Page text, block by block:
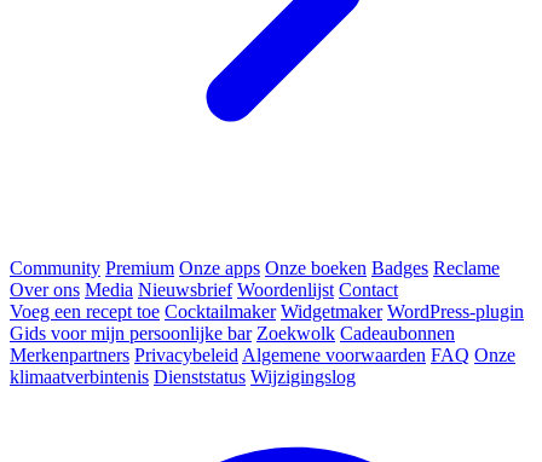
Community Premium Onze apps Onze boeken Badges Reclame
Over ons Media Nieuwsbrief Woordenlijst Contact
Voeg een recept toe Cocktailmaker Widgetmaker WordPress-plugin
Gids voor mijn persoonlijke bar Zoekwolk Cadeaubonnen
Merkenpartners Privacybeleid Algemene voorwaarden FAQ Onze
klimaatverbintenis Dienststatus Wijzigingslog